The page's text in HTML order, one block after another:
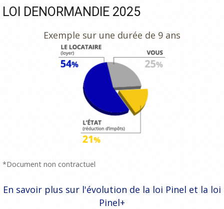
LOI DENORMANDIE 2025
Exemple sur une durée de 9 ans
*Document non contractuel
En savoir plus sur l'évolution de la loi Pinel et la loi
Pinel+